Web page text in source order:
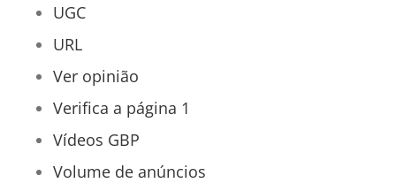
UGC
URL
Ver opinião
Verifica a página 1
Vídeos GBP
Volume de anúncios